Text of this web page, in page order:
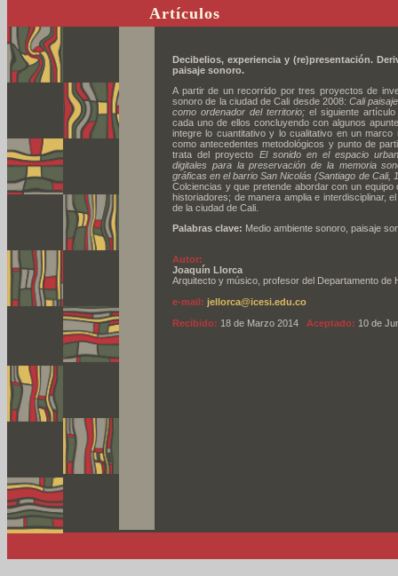
Artículos
Decibelios, experiencia y (re)presentación.
paisaje sonoro.
A partir de un recorrido por tres proyectos de
sonoro de la ciudad de Cali desde 2008: Cali
como ordenador del territorio; el siguiente
cada uno de ellos concluyendo con algunos
integre lo cuantitativo y lo cualitativo en un marco
como antecedentes metodológicos y punto de
trata del proyecto El sonido en el espacio
digitales para la preservación de la memoria
gráficas en el barrio San Nicolás (Santiago de Cali,
Colciencias y que pretende abordar con un
historiadores; de manera amplia e interdisciplinar,
de la ciudad de Cali.
Palabras clave: Medio ambiente sonoro, paisaje
Autor:
Joaquín Llorca
Arquitecto y músico, profesor del Departamento de
e-mail: jellorca@icesi.edu.co
Recibido: 18 de Marzo 2014 Aceptado: 10 de